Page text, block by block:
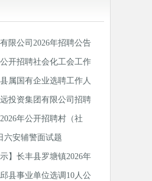
限公司2026年招聘公告
开招聘社会化工会工作
属国有企业选聘工作人
投资集团有限公司招聘
年公开招聘村（社
六安辅警面试题
】长丰县罗塘镇2026年
县事业单位选调10人公